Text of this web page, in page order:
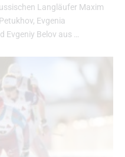
Langläufer Maxim
Evgenia
Evgeniy Belov aus …